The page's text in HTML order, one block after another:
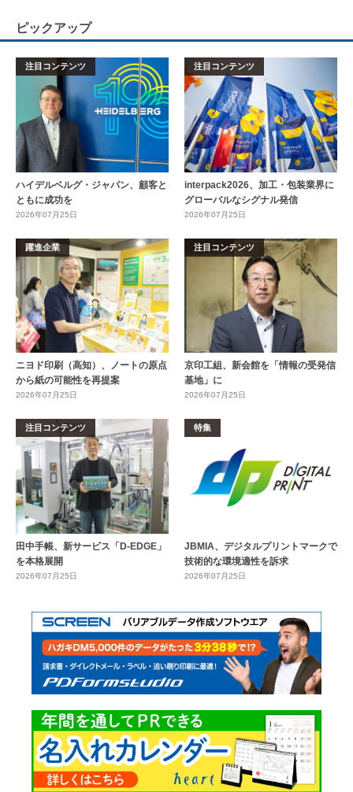
ピックアップ
注目コンテンツ
ハイデルベルグ・ジャパン、顧客と
ともに成功を
2026年07月25日
注目コンテンツ
interpack2026、加工・包装業界に
グローバルなシグナル発信
2026年07月25日
躍進企業
ニヨド印刷（高知）、ノートの原点
から紙の可能性を再提案
2026年07月25日
注目コンテンツ
京印工組、新会館を「情報の受発信
基地」に
2026年07月25日
注目コンテンツ
田中手帳、新サービス「D-EDGE」
を本格展開
2026年07月25日
特集
JBMIA、デジタルプリントマークで
技術的な環境適性を訴求
2026年07月25日